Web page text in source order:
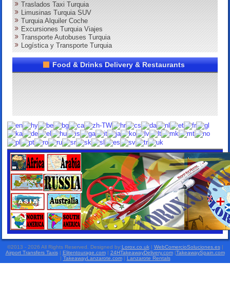
Traslados Taxi Turquia
Limusinas Turquia SUV
Turquia Alquiler Coche
Excursiones Turquia Viajes
Transporte Autobuses Turquia
Logística y Transporte Turquia
Food & Drinks Delivery & Restaurants
©2013 - 2026 All Rights Reserved. Designed by:Lorox.co.uk| WebComercioSoluciones.es|
Airport Transfers Taxis| Elitentourage.com| 24HTakeawayDelivery.com|TakeawaySpain.com
| TakeawayLanzarote.com| Lanzarote Rentals